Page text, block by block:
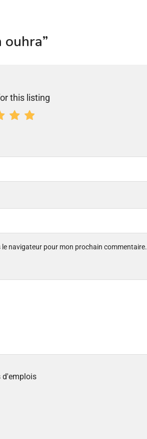
this listing
navigateur pour mon prochain commentaire.
d'emplois